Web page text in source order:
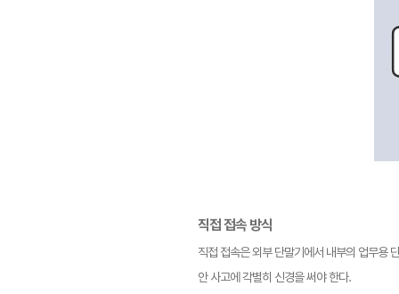
직접 접속 방식
직접 접속은 외부 단말기에서 내부의 업무용
안 사고에 각별히 신경을 써야 한다.